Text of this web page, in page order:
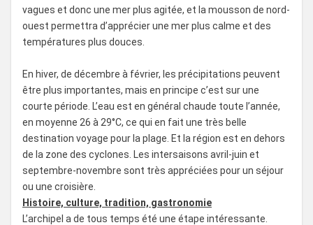
vagues et donc une mer plus agitée, et la mousson de nord-
ouest permettra d’apprécier une mer plus calme et des
températures plus douces.
En hiver, de décembre à février, les précipitations peuvent
être plus importantes, mais en principe c’est sur une
courte période. L’eau est en général chaude toute l’année,
en moyenne 26 à 29°C, ce qui en fait une très belle
destination voyage pour la plage. Et la région est en dehors
de la zone des cyclones. Les intersaisons avril-juin et
septembre-novembre sont très appréciées pour un séjour
ou une croisière.
Histoire, culture, tradition, gastronomie
L’archipel a de tous temps été une étape intéressante.